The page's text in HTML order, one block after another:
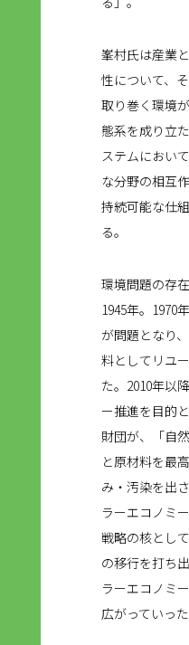
峯村氏は産業
性について、
取り巻く環境
態系を成り立
ステムにおい
な分野の相互
持続可能な仕
る。
環境問題の存
1945年。1970
が問題となり
料としてリユ
た。2010年以
ー推進を目的
財団が、「自
と原材料を最
み・汚染を出
ラーエコノミ
戦略の核とし
の移行を打ち
ラーエコノミ
広がっていった